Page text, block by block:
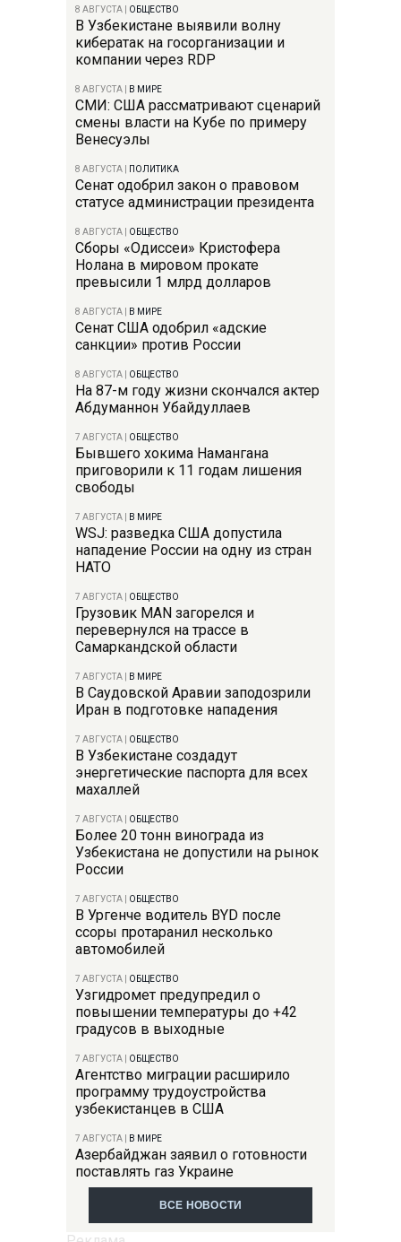
8 АВГУСТА ОБЩЕСТВО
В Узбекистане выявили волну
кибератак на госорганизации и
компании через RDP
8 АВГУСТА В МИРЕ
СМИ: США рассматривают сценарий
смены власти на Кубе по примеру
Венесуэлы
8 АВГУСТА ПОЛИТИКА
Сенат одобрил закон о правовом
статусе администрации президента
8 АВГУСТА ОБЩЕСТВО
Сборы «Одиссеи» Кристофера
Нолана в мировом прокате
превысили 1 млрд долларов
8 АВГУСТА В МИРЕ
Сенат США одобрил «адские
санкции» против России
8 АВГУСТА ОБЩЕСТВО
На 87-м году жизни скончался актер
Абдуманнон Убайдуллаев
7 АВГУСТА ОБЩЕСТВО
Бывшего хокима Намангана
приговорили к 11 годам лишения
свободы
7 АВГУСТА В МИРЕ
WSJ: разведка США допустила
нападение России на одну из стран
НАТО
7 АВГУСТА ОБЩЕСТВО
Грузовик MAN загорелся и
перевернулся на трассе в
Самаркандской области
7 АВГУСТА В МИРЕ
В Саудовской Аравии заподозрили
Иран в подготовке нападения
7 АВГУСТА ОБЩЕСТВО
В Узбекистане создадут
энергетические паспорта для всех
махаллей
7 АВГУСТА ОБЩЕСТВО
Более 20 тонн винограда из
Узбекистана не допустили на рынок
России
7 АВГУСТА ОБЩЕСТВО
В Ургенче водитель BYD после
ссоры протаранил несколько
автомобилей
7 АВГУСТА ОБЩЕСТВО
Узгидромет предупредил о
повышении температуры до +42
градусов в выходные
7 АВГУСТА ОБЩЕСТВО
Агентство миграции расширило
программу трудоустройства
узбекистанцев в США
7 АВГУСТА В МИРЕ
Азербайджан заявил о готовности
поставлять газ Украине
ВСЕ НОВОСТИ